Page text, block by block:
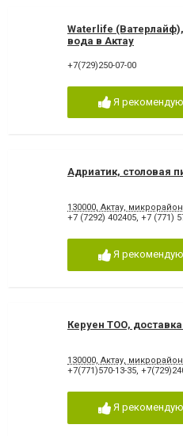
Waterlife
вода в Актау
+7(729)250-07-00
Я рекомендую
Адриатик, столовая
130000, Актау,
+7 (7292) 402405, +7 (771)
Я рекомендую
Керуен ТОО,
130000, Актау,
+7(771)570-13-35,
Я рекомендую